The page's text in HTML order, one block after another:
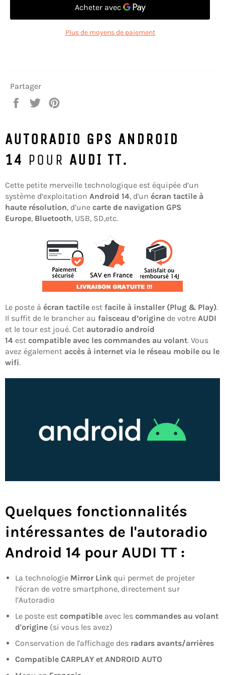
Plus de moyens de paiement
Partager
PartagerTweeter
AUTORADIO GPS ANDROID
14 POUR AUDI TT.
Cette petite merveille technologique est équipée d’un
système d’exploitation Android 14, d'un écran tactile à
haute résolution, d’une carte de navigation GPS
Europe, Bluetooth, USB, SD,etc.
Le poste à écran tactile est facile à installer (Plug & Play).
Il suffit de le brancher au faisceau d’origine de votre AUDI
et le tour est joué. Cet autoradio android
14 est compatible avec les commandes au volant. Vous
avez également accès à internet via le réseau mobile ou le
wifi.
Quelques fonctionnalités
intéressantes de l'autoradio
Android 14 pour AUDI TT :
La technologie Mirror Link qui permet de projeter
l’écran de votre smartphone, directement sur
l’Autoradio
Le poste est compatible avec les commandes au volant
d'origine (si vous les avez)
Conservation de l'affichage des radars avants/arrières
Compatible CARPLAY et ANDROID AUTO